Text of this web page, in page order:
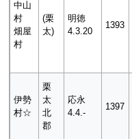
中山
村
畑屋
村
(栗
太)
明徳
4.3.20
1393
伊勢
村☆
栗
太
北
郡
応永
4.4.-
1397